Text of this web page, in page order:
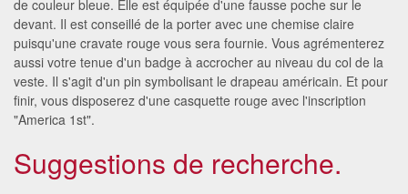
de couleur bleue. Elle est équipée d'une fausse poche sur le
devant. Il est conseillé de la porter avec une chemise claire
puisqu'une cravate rouge vous sera fournie. Vous agrémenterez
aussi votre tenue d'un badge à accrocher au niveau du col de la
veste. Il s'agit d'un pin symbolisant le drapeau américain. Et pour
finir, vous disposerez d'une casquette rouge avec l'inscription
"America 1st".
Suggestions de recherche.